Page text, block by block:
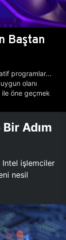
Baştan
programlar...
olanı
ile öne geçmek
Adım
Intel işlemciler
nesil